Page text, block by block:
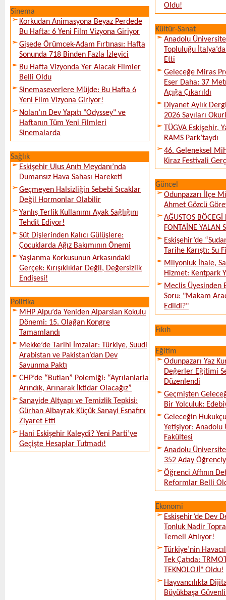
Sinema
Korkudan Animasyona Beyaz Perdede
Bu Hafta: 6 Yeni Film Vizyona Giriyor
Gişede Örümcek-Adam Fırtınası: Hafta
Sonunda 718 Binden Fazla İzleyici
Bu Hafta Vizyonda Yer Alacak Filmler
Belli Oldu
Sinemaseverlere Müjde: Bu Hafta 6
Yeni Film Vizyona Giriyor!
Nolan’ın Dev Yapıtı "Odyssey" ve
Haftanın Tüm Yeni Filmleri
Sinemalarda
Sağlık
Eskişehir Ulus Anıtı Meydanı’nda
Dumansız Hava Sahası Hareketi
Geçmeyen Halsizliğin Sebebi Sıcaklar
Değil Hormonlar Olabilir
Yanlış Terlik Kullanımı Ayak Sağlığını
Tehdit Ediyor!
Süt Dişlerinden Kalıcı Gülüşlere:
Çocuklarda Ağız Bakımının Önemi
Yaşlanma Korkusunun Arkasındaki
Gerçek: Kırışıklıklar Değil, Değersizlik
Endişesi!
Politika
MHP Alpu’da Yeniden Alparslan Kokulu
Dönemi: 15. Olağan Kongre
Tamamlandı
Mekke’de Tarihi İmzalar: Türkiye, Suudi
Arabistan ve Pakistan’dan Dev
Savunma Paktı
CHP’de “Butlan” Polemiği: “Ayrılanlarla
Arındık, Arınarak İktidar Olacağız”
Sanayide Altyapı ve Temizlik Tepkisi:
Gürhan Albayrak Küçük Sanayi Esnafını
Ziyaret Etti
Hani Eskişehir Kaleydi? Yeni Parti’ye
Geçişte Hesaplar Tutmadı!
Oldu!
Kültür-Sanat
Anadolu
Topluluğu
Etti
Geleceğe Miras
Eser Daha: 37
Açığa Çıkarıldı
Diyanet Aylık
2026 Sayıları
TÜGVA Eskişehir,
RAMS Park’taydı
46. Geleneksel
Kiraz Festivali
Güncel
Odunpazarı İlçe
Ahmet Gözcü
AĞUSTOS BÖCEGİ
FONTAİNE YALAN
Eskişehir’de
Tarihe Karıştı: Su
Milyonluk İhale,
Hizmet: Kentpark
Meclis Üyesinden
Soru: "Makam
Edildi?"
Fıkıh
Eğitim
Odunpazarı Yaz
Değerler Eğitimi
Düzenlendi
Geçmişten
Bir Yolculuk:
Geleceğin
Yetişiyor: Anadolu
Fakültesi
Anadolu
352 Aday
Öğrenci Affının
Reformlar Belli
Ekonomi
Eskişehir’de Dev
Tonluk Nadir
Temeli Atılıyor!
Türkiye’nin
Tek Çatıda:
TEKNOLOJİ" Oldu!
Hayvancılıkta
Büyükbaşa